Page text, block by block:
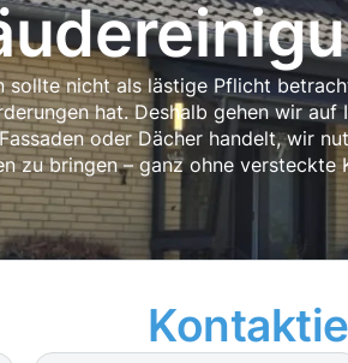
sollte nicht als lästige Pflicht
hat. Deshalb gehen wir
oder Dächer handelt, wir
zu bringen – ganz ohne